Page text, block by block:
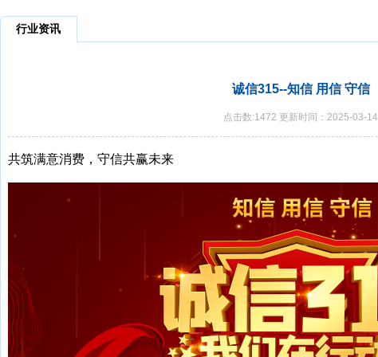
行业资讯
诚信315--知信 用信 守信
点击数:1472 更新时间：2025-03-14
共筑满意消费，守信共赢未来